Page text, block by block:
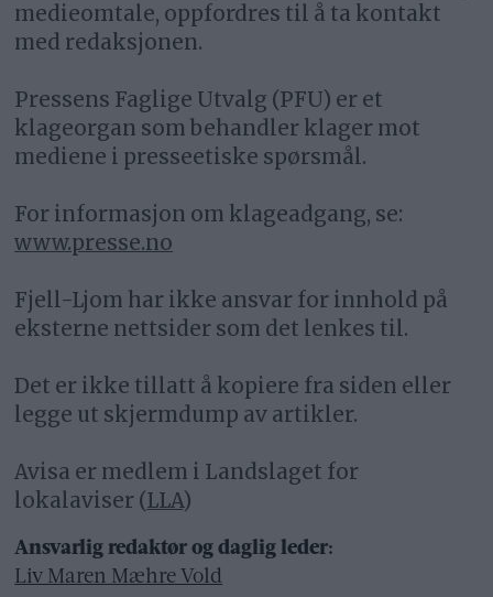
medieomtale, oppfordres til å ta kontakt
med redaksjonen.
Pressens Faglige Utvalg (PFU) er et
klageorgan som behandler klager mot
mediene i presseetiske spørsmål.
For informasjon om klageadgang, se:
www.presse.no
Fjell-Ljom har ikke ansvar for innhold på
eksterne nettsider som det lenkes til.
Det er ikke tillatt å kopiere fra siden eller
legge ut skjermdump av artikler.
Avisa er medlem i Landslaget for
lokalaviser (LLA)
Ansvarlig redaktør og daglig leder:
Liv Maren Mæhre Vold